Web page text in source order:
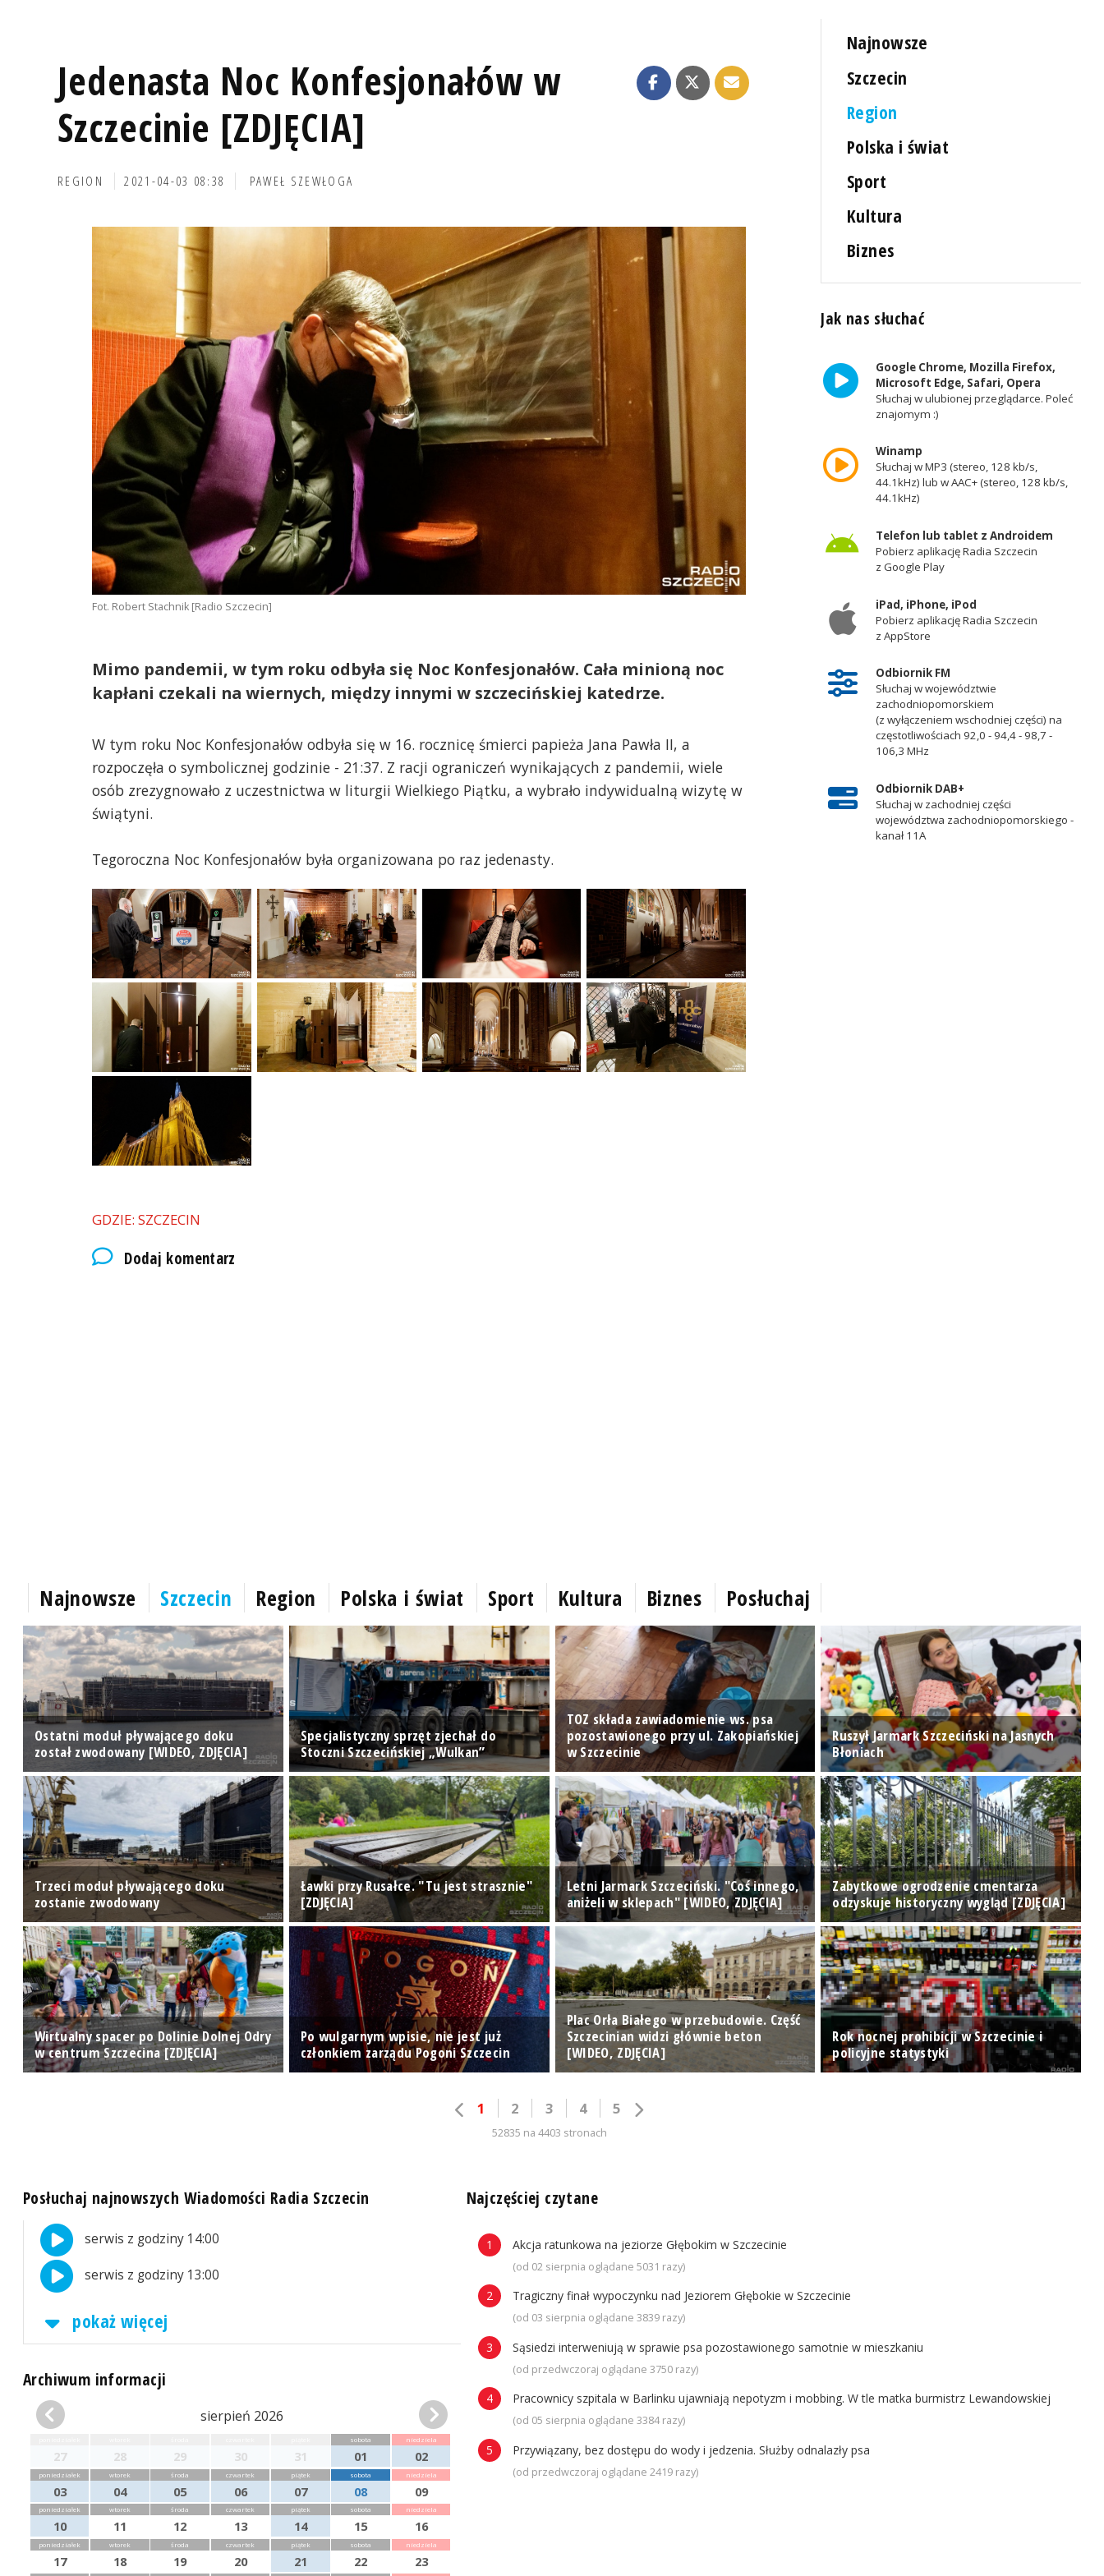
Jedenasta Noc Konfesjonałów w
Szczecinie [ZDJĘCIA]
REGION 2021-04-03 08:38 PAWEŁ SZEWŁOGA
Fot. Robert Stachnik [Radio Szczecin]
Mimo pandemii, w tym roku odbyła się Noc Konfesjonałów. Cała minioną noc
kapłani czekali na wiernych, między innymi w szczecińskiej katedrze.
W tym roku Noc Konfesjonałów odbyła się w 16. rocznicę śmierci papieża Jana Pawła II, a
rozpoczęła o symbolicznej godzinie - 21:37. Z racji ograniczeń wynikających z pandemii, wiele
osób zrezygnowało z uczestnictwa w liturgii Wielkiego Piątku, a wybrało indywidualną wizytę w
świątyni.
Tegoroczna Noc Konfesjonałów była organizowana po raz jedenasty.
GDZIE: SZCZECIN
Dodaj komentarz
Najnowsze
Szczecin
Region
Polska i świat
Sport
Kultura
Biznes
Jak nas słuchać
Google Chrome, Mozilla Firefox,
Microsoft Edge, Safari, Opera
Słuchaj w ulubionej przeglądarce. Poleć
znajomym :)
Winamp
Słuchaj w MP3 (stereo, 128 kb/s,
44.1kHz) lub w AAC+ (stereo, 128 kb/s,
44.1kHz)
Telefon lub tablet z Androidem
Pobierz aplikację Radia Szczecin
z Google Play
iPad, iPhone, iPod
Pobierz aplikację Radia Szczecin
z AppStore
Odbiornik FM
Słuchaj w województwie
zachodniopomorskiem
(z wyłączeniem wschodniej części) na
częstotliwościach 92,0 - 94,4 - 98,7 -
106,3 MHz
Odbiornik DAB+
Słuchaj w zachodniej części
województwa zachodniopomorskiego -
kanał 11A
Najnowsze Szczecin Region Polska i świat Sport Kultura Biznes Posłuchaj
Ostatni moduł pływającego doku
został zwodowany [WIDEO, ZDJĘCIA]
Specjalistyczny sprzęt zjechał do
Stoczni Szczecińskiej „Wulkan”
TOZ składa zawiadomienie ws. psa
pozostawionego przy ul. Zakopiańskiej
w Szczecinie
Ruszył Jarmark Szczeciński na Jasnych
Błoniach
Trzeci moduł pływającego doku
zostanie zwodowany
Ławki przy Rusałce. "Tu jest strasznie"
[ZDJĘCIA]
Letni Jarmark Szczeciński. "Coś innego,
aniżeli w sklepach" [WIDEO, ZDJĘCIA]
Zabytkowe ogrodzenie cmentarza
odzyskuje historyczny wygląd [ZDJĘCIA]
Wirtualny spacer po Dolinie Dolnej Odry
w centrum Szczecina [ZDJĘCIA]
Po wulgarnym wpisie, nie jest już
członkiem zarządu Pogoni Szczecin
Plac Orła Białego w przebudowie. Część
Szczecinian widzi głównie beton
[WIDEO, ZDJĘCIA]
Rok nocnej prohibicji w Szczecinie i
policyjne statystyki
1 2 3 4 5
52835 na 4403 stronach
Posłuchaj najnowszych Wiadomości Radia Szczecin
serwis z godziny 14:00
serwis z godziny 13:00
pokaż więcej
Archiwum informacji
sierpień 2026
27 28 29 30 31
sobota
01
niedziela
02
poniedziałek
03
wtorek
04
środa
05
czwartek
06
piątek
07
sobota
08
niedziela
09
poniedziałek
10
wtorek
11
środa
12
czwartek
13
piątek
14
sobota
15
niedziela
16
poniedziałek
17
wtorek
18
środa
19
czwartek
20
piątek
21
sobota
22
niedziela
23
Najczęściej czytane
Akcja ratunkowa na jeziorze Głębokim w Szczecinie
(od 02 sierpnia oglądane 5031 razy)
Tragiczny finał wypoczynku nad Jeziorem Głębokie w Szczecinie
(od 03 sierpnia oglądane 3839 razy)
Sąsiedzi interweniują w sprawie psa pozostawionego samotnie w mieszkaniu
(od przedwczoraj oglądane 3750 razy)
Pracownicy szpitala w Barlinku ujawniają nepotyzm i mobbing. W tle matka burmistrz Lewandowskiej
(od 05 sierpnia oglądane 3384 razy)
Przywiązany, bez dostępu do wody i jedzenia. Służby odnalazły psa
(od przedwczoraj oglądane 2419 razy)